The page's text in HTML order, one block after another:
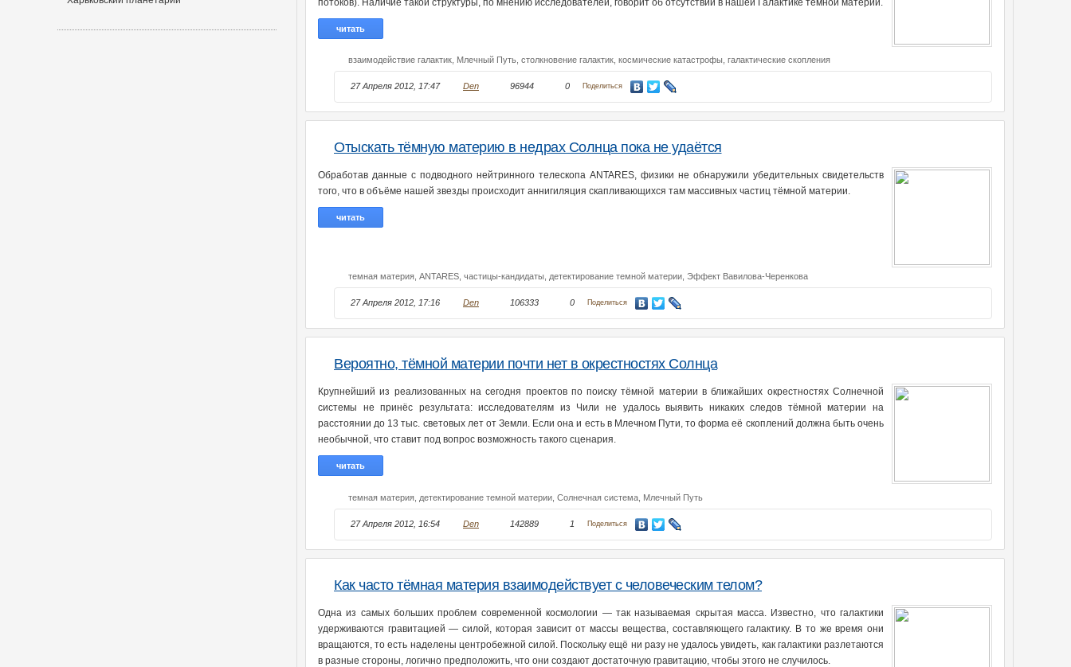
потоков). Наличие такой структуры, по мнению исследователей, говорит об отсутствии в нашей Галактике тёмной материи.
читать
взаимодействие галактик, Млечный Путь, столкновение галактик, космические катастрофы, галактические скопления
27 Апреля 2012, 17:47 Den 96944 0 Поделиться
Отыскать тёмную материю в недрах Солнца пока не удаётся
Обработав данные с подводного нейтринного телескопа ANTARES, физики не обнаружили убедительных свидетельств
того, что в объёме нашей звезды происходит аннигиляция скапливающихся там массивных частиц тёмной материи.
читать
темная материя, ANTARES, частицы-кандидаты, детектирование темной материи, Эффект Вавилова-Черенкова
27 Апреля 2012, 17:16 Den 106333 0 Поделиться
Вероятно, тёмной материи почти нет в окрестностях Солнца
Крупнейший из реализованных на сегодня проектов по поиску тёмной материи в ближайших окрестностях Солнечной
системы не принёс результата: исследователям из Чили не удалось выявить никаких следов тёмной материи на
расстоянии до 13 тыс. световых лет от Земли. Если она и есть в Млечном Пути, то форма её скоплений должна быть очень
необычной, что ставит под вопрос возможность такого сценария.
читать
темная материя, детектирование темной материи, Солнечная система, Млечный Путь
27 Апреля 2012, 16:54 Den 142889 1 Поделиться
Как часто тёмная материя взаимодействует с человеческим телом?
Одна из самых больших проблем современной космологии — так называемая скрытая масса. Известно, что галактики
удерживаются гравитацией — силой, которая зависит от массы вещества, составляющего галактику. В то же время они
вращаются, то есть наделены центробежной силой. Поскольку ещё ни разу не удалось увидеть, как галактики разлетаются
в разные стороны, логично предположить, что они создают достаточную гравитацию, чтобы этого не случилось.